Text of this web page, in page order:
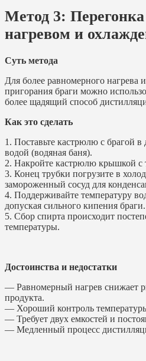
Метод 3:
нагревом и
Суть метода
Для более равномерного нагрева
пригорания браги можно
более щадящий способ
Как это сделать
1. Поставьте кастрюлю с брагой в
водой (водяная баня).
2. Накройте кастрюлю крышкой с
3. Конец трубки погрузите в
замороженный сосуд для
4. Поддерживайте температуру
допуская сильного кипения браги.
5. Сбор спирта происходит
температуры.
Достоинства и недостатки
— Равномерный нагрев снижает
продукта.
— Хороший контроль
— Требует двух емкостей и
— Медленный процесс